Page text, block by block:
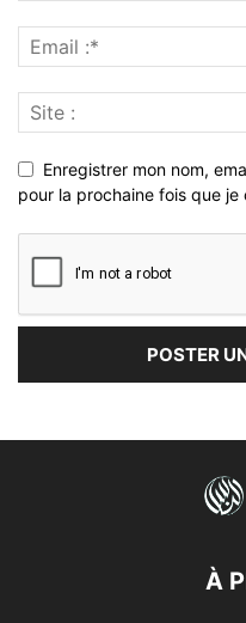
Enregistrer mon nom,
pour la prochaine fois que je
À